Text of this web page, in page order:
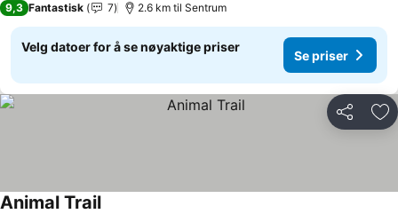
9,3 Fantastisk 7 2.6 km til Sentrum
Velg datoer for å se nøyaktige priser
Se priser
Del
Animal Trail